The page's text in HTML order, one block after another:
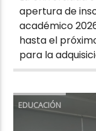
apertura de
académico
hasta el
para la
EDUCACIÓN